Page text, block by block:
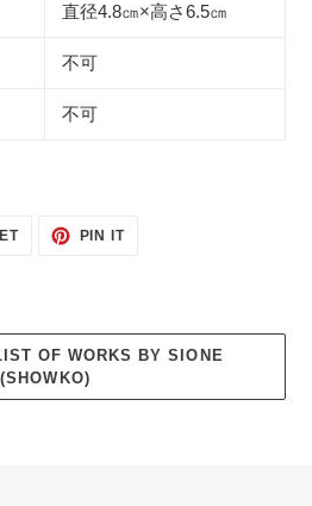
直径4.8㎝×高さ6.5㎝
不可
不可
TWEET
PIN ITPIN
OF WORKS BY SIONE
(SHOWKO)